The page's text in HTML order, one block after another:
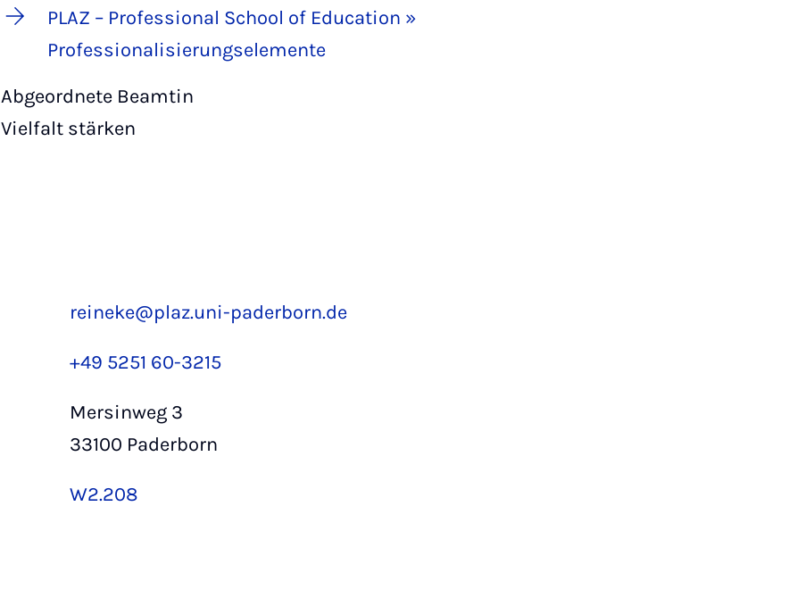
PLAZ – Professional School of Education »
Professionalisierungselemente
Abgeordnete Beamtin
Vielfalt stärken
reineke@plaz.uni-paderborn.de
+49 5251 60-3215
Mersinweg 3
33100 Paderborn
W2.208